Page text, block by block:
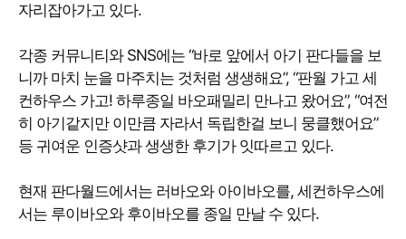
자리잡아가고 있다.
각종 커뮤니티와 SNS에는 “바로 앞에서 아기 판다들을 보
니까 마치 눈을 마주치는 것처럼 생생해요”, “판월 가고 세
컨하우스 가고! 하루종일 바오패밀리 만나고 왔어요”, “여전
히 아기같지만 이만큼 자라서 독립한걸 보니 뭉클했어요”
등 귀여운 인증샷과 생생한 후기가 잇따르고 있다.
현재 판다월드에서는 러바오와 아이바오를, 세컨하우스에
서는 루이바오와 후이바오를 종일 만날 수 있다.